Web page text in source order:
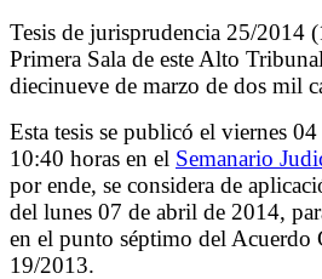
Tesis de jurisprudencia 25/2014
Primera Sala de este Alto
diecinueve de marzo de dos mil
Esta tesis se publicó el viernes
10:40 horas en el Semanario
por ende, se considera de
del lunes 07 de abril de 2014,
en el punto séptimo del Acuerdo
19/2013.